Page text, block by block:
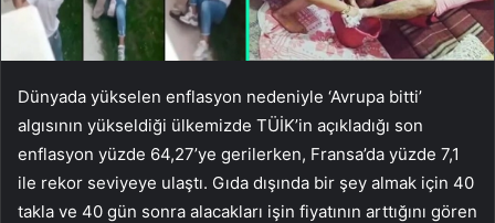
Dünyada yükselen enflasyon nedeniyle ‘Avrupa bitti’
algısının yükseldiği ülkemizde TÜİK’in açıkladığı son
enflasyon yüzde 64,27’ye gerilerken, Fransa’da yüzde 7,1
ile rekor seviyeye ulaştı. Gıda dışında bir şey almak için 40
takla ve 40 gün sonra alacakları işin fiyatının arttığını gören